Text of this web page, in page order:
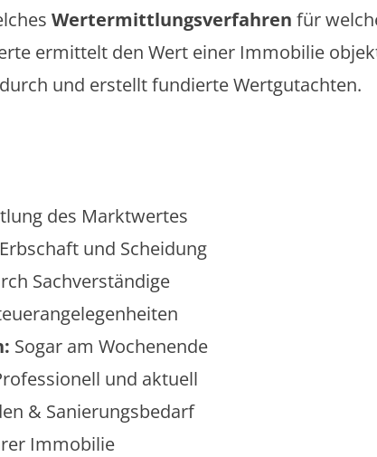
Wertermittlungsverfahren für
ermittelt den Wert einer Immobilie
durch und erstellt fundierte Wertgutachten.
des Marktwertes
und Scheidung
Sachverständige
Sogar am Wochenende
und aktuell
& Sanierungsbedarf
Immobilie